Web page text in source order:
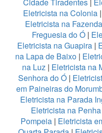
Eletricista na Colonia |
Eletricista na
Freguesia do Ó|
Eletricista na Guapira|
na Lapa de Baixo |
na Luz | Eletricista na
Senhora do Ó |
em Paineiras do
Eletricista na Parada
Eletricista na
Pompeia | Eletricista